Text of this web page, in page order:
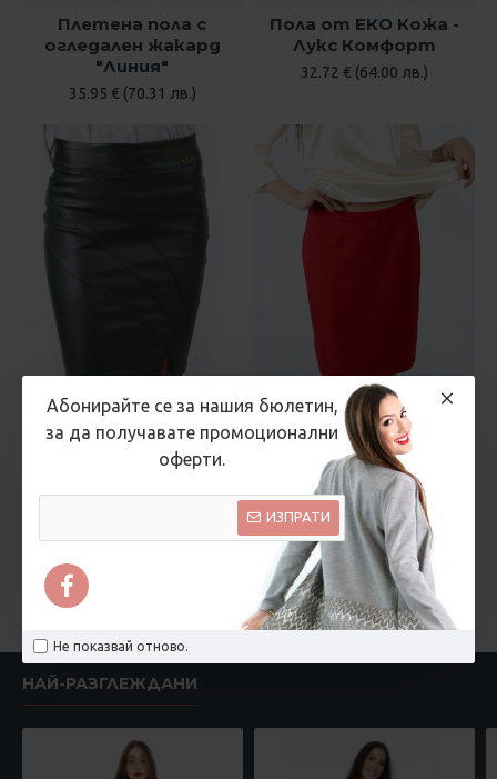
Абонирайте се за нашия бюлетин,
за да получавате промоционални
оферти.
ИЗПРАТИ
Не показвай отново.
Плетена пола с
огледален жакард
"Линия"
35.95 € (70.31 лв.)
Пола от ЕКО Кожа -
Лукс Комфорт
32.72 € (64.00 лв.)
Рени Стил Русе
войнишко зелено
28.63 € (56.00 лв.)
mar.fashion
Червена права пола
17.87 € (34.95 лв.)
НАЙ-РАЗГЛЕЖДАНИ